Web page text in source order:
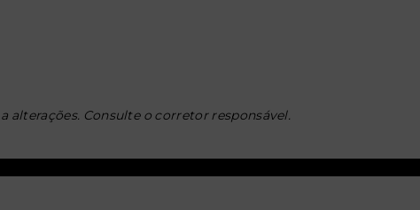
alterações. Consulte o corretor responsável.